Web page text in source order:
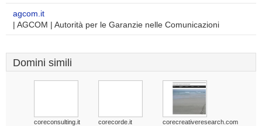
agcom.it
| AGCOM | Autorità per le Garanzie nelle Comunicazioni
Domini simili
coreconsulting.it corecorde.it corecreativeresearch.com